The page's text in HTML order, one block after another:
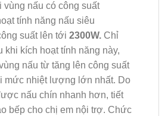
vùng nấu có công suất
tính năng nấu siêu
suất lên tới 2300W. Chỉ
khi kích hoạt tính năng này,
nấu từ tăng lên công suất
nhiệt lượng lớn nhất. Do
nấu chín nhanh hơn, tiết
bếp cho chị em nội trợ. Chức